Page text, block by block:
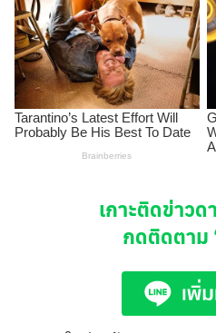
เกาะติดข่าว
กดติดตาม